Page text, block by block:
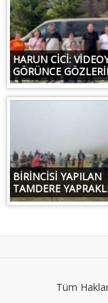
HARUN CİCİ:
GÖRÜNCE
BİRİNCİSİ YAPILAN
TAMDERE
Tüm